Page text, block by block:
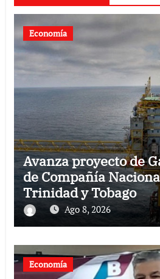
Economía
Avanza proyecto de
de Compañía
Trinidad y Tobago
Ago 8, 2026
Economía